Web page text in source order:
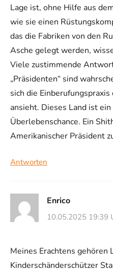
Lage ist, ohne Hilfe aus
wie sie einen
das die Fabriken von den
Asche gelegt werden,
Viele zustimmende
„Präsidenten“ sind
sich die
ansieht. Dieses Land ist
Überlebenschance. Ein
Amerikanischer Präsident
Antworten
Enrico
10.05.2025 19:39
Meines Erachtens gehören
Kinderschänderschützer